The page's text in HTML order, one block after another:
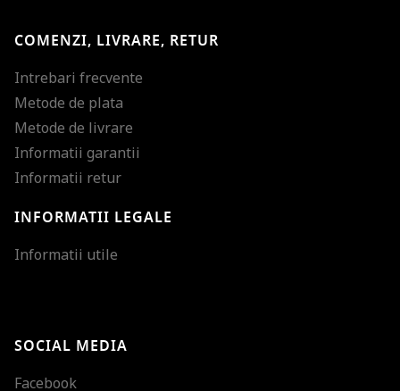
COMENZI, LIVRARE, RETUR
Intrebari frecvente
Metode de plata
Metode de livrare
Informatii garantii
Informatii retur
INFORMATII LEGALE
Informatii utile
SOCIAL MEDIA
Facebook